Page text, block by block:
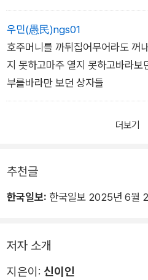
우민(愚民)ngs01
호주머니를 까뒤집어무어라도 꺼
지 못하고마주 열지 못하고바라보
부를바라만 보던 상자들
더보기
추천글
한국일보: 한국일보 2025년 6월
저자 소개
지은이: 신이인